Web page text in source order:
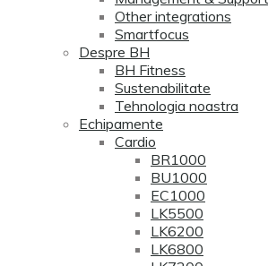
Other integrations
Smartfocus
Despre BH
BH Fitness
Sustenabilitate
Tehnologia noastra
Echipamente
Cardio
BR1000
BU1000
EC1000
LK5500
LK6200
LK6800